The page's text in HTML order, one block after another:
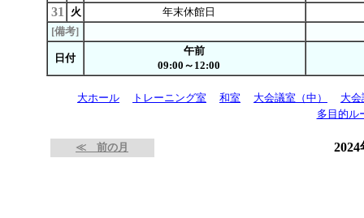
31 火
年末休館日
[備考]
日付
午前
09:00～12:00
大ホール トレーニング室 和室 大会議室（中）
大
多目的ル
≪ 前の月